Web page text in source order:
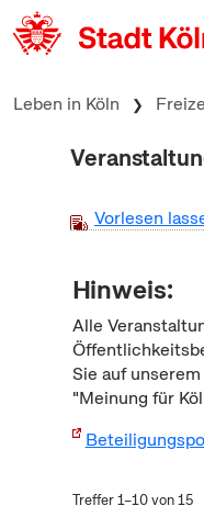
zum Inhalt springen
Leben in Köln
Vorlesen
Hinweis:
Alle
Sie auf
"Meinung für
Treffer 1–10 von 15